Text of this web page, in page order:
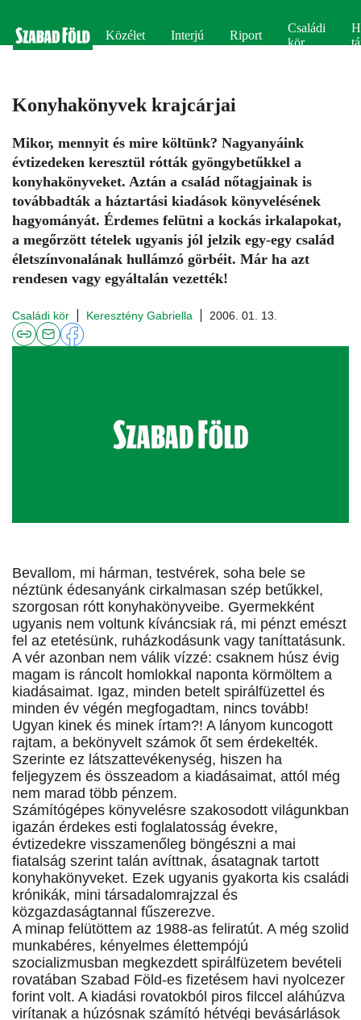
Közélet Interjú Riport
Családi
kör
Konyhakönyvek krajcárjai
Mikor, mennyit és mire költünk? Nagyanyáink
évtizedeken keresztül rótták gyöngybetűkkel a
konyhakönyveket. Aztán a család nőtagjainak is
továbbadták a háztartási kiadások könyvelésének
hagyományát. Érdemes felütni a kockás irkalapokat,
a megőrzött tételek ugyanis jól jelzik egy-egy család
életszínvonalának hullámzó görbéit. Már ha azt
rendesen vagy egyáltalán vezették!
Családi kör Keresztény Gabriella 2006. 01. 13.
Bevallom, mi hárman, testvérek, soha bele se
néztünk édesanyánk cirkalmasan szép betűkkel,
szorgosan rótt konyhakönyveibe. Gyermekként
ugyanis nem voltunk kíváncsiak rá, mi pénzt emészt
fel az etetésünk, ruházkodásunk vagy taníttatásunk.
A vér azonban nem válik vízzé: csaknem húsz évig
magam is ráncolt homlokkal naponta körmöltem a
kiadásaimat. Igaz, minden betelt spirálfüzettel és
minden év végén megfogadtam, nincs tovább!
Ugyan kinek és minek írtam?! A lányom kuncogott
rajtam, a bekönyvelt számok őt sem érdekelték.
Szerinte ez látszattevékenység, hiszen ha
feljegyzem és összeadom a kiadásaimat, attól még
nem marad több pénzem.
Számítógépes könyvelésre szakosodott világunkban
igazán érdekes esti foglalatosság évekre,
évtizedekre visszamenőleg böngészni a mai
fiatalság szerint talán avíttnak, ásatagnak tartott
konyhakönyveket. Ezek ugyanis gyakorta kis családi
krónikák, mini társadalomrajzzal és
közgazdaságtannal fűszerezve.
A minap felütöttem az 1988-as feliratút. A még szolid
munkabéres, kényelmes élettempójú
szocializmusban megkezdett spirálfüzetem bevételi
rovatában Szabad Föld-es fizetésem havi nyolcezer
forint volt. A kiadási rovatokból piros filccel aláhúzva
virítanak a húzósnak számító hétvégi bevásárlások